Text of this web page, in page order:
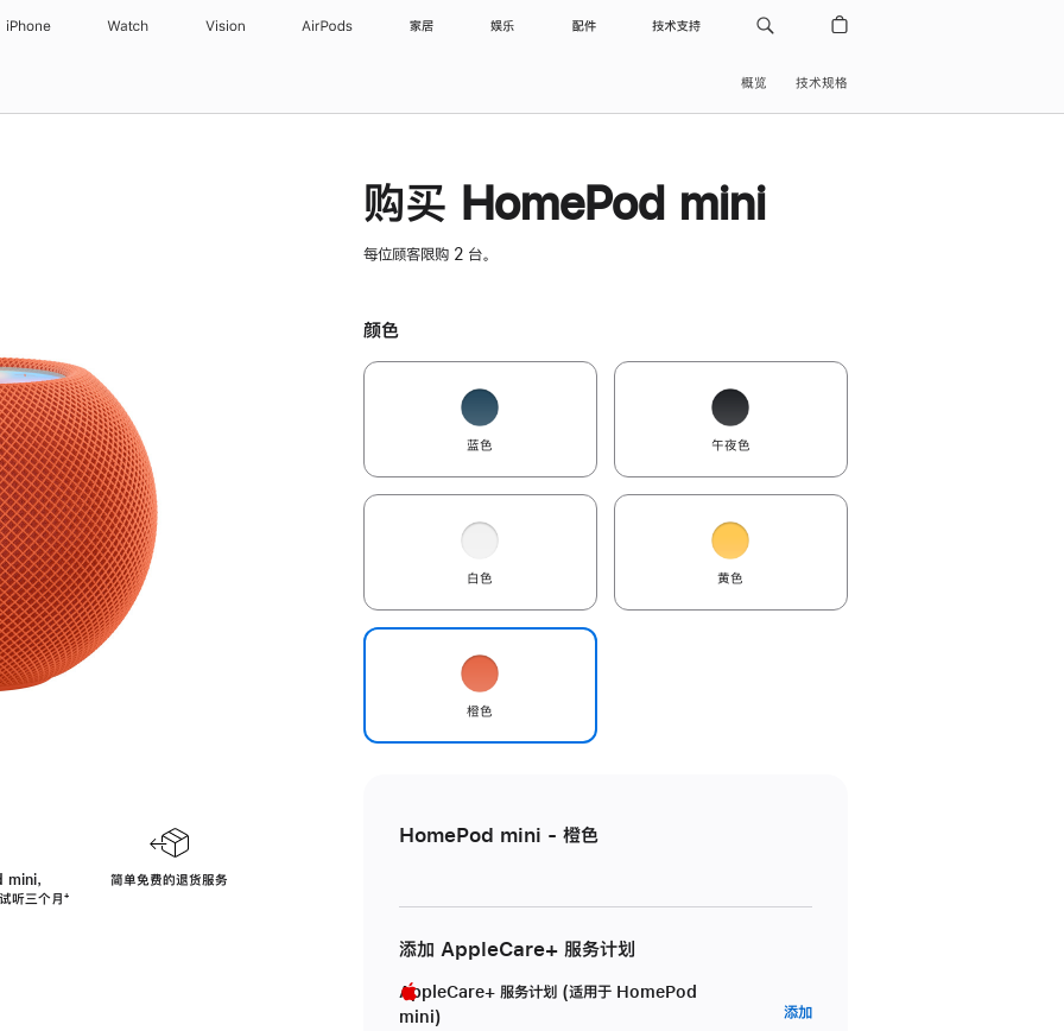
iPhone Watch Vision AirPods 家居 娱乐 配件 技术支持
概览 技术规格
，
听三个月脚
⁺
简单免费的退货服务
购买 HomePod mini
每位顾客限购 2 台。
颜色
蓝色 午夜色
白色 黄色
橙色
HomePod mini - 橙色
添加 AppleCare+ 服务计划
AppleCare+ 服务计划 (适用于 HomePod
mini)
添加AppleCare+